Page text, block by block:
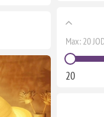
Max: 20
20